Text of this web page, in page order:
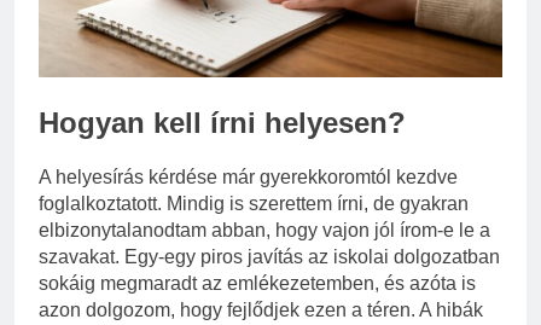
Mire jó a kollagén?
3 Nap Ezelőtt
Hogyan kell írni helyesen?
A helyesírás kérdése már gyerekkoromtól kezdve
foglalkoztatott. Mindig is szerettem írni, de gyakran
elbizonytalanodtam abban, hogy vajon jól írom-e le a
szavakat. Egy-egy piros javítás az iskolai dolgozatban
sokáig megmaradt az emlékezetemben, és azóta is
azon dolgozom, hogy fejlődjek ezen a téren. A hibák